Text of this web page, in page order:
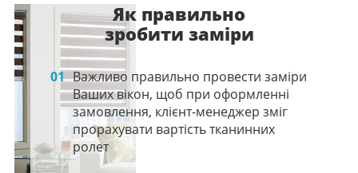
Як правильно
зробити заміри
01 Важливо правильно провести заміри
Ваших вікон, щоб при оформленні
замовлення, клієнт-менеджер зміг
прорахувати вартість тканинних
ролет